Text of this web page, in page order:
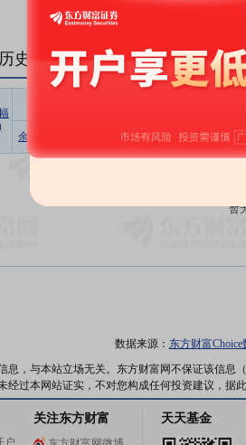
史数据(1 日)
余额(元)
买入额
(元)
偿还额
(元)
净
(
暂
数据来源： 东方财富Choice
息，与本站立场无关。东方财富网不保证该信
过本网站证实，不对您构成任何投资建议，据此
户
关注东方财富 天天基金